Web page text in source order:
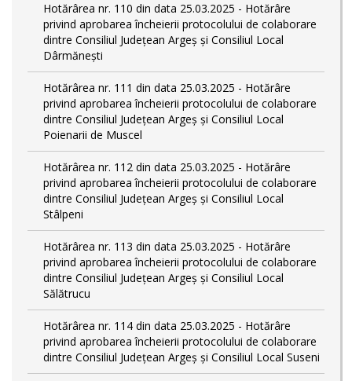
Hotărârea nr. 110 din data 25.03.2025 - Hotărâre
privind aprobarea încheierii protocolului de colaborare
dintre Consiliul Județean Argeș și Consiliul Local
Dârmănești
Hotărârea nr. 111 din data 25.03.2025 - Hotărâre
privind aprobarea încheierii protocolului de colaborare
dintre Consiliul Județean Argeș și Consiliul Local
Poienarii de Muscel
Hotărârea nr. 112 din data 25.03.2025 - Hotărâre
privind aprobarea încheierii protocolului de colaborare
dintre Consiliul Județean Argeș și Consiliul Local
Stâlpeni
Hotărârea nr. 113 din data 25.03.2025 - Hotărâre
privind aprobarea încheierii protocolului de colaborare
dintre Consiliul Județean Argeș și Consiliul Local
Sălătrucu
Hotărârea nr. 114 din data 25.03.2025 - Hotărâre
privind aprobarea încheierii protocolului de colaborare
dintre Consiliul Județean Argeș și Consiliul Local Suseni